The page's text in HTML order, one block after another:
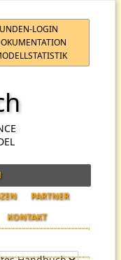
LOGIN
PARTNER
KONTAKT